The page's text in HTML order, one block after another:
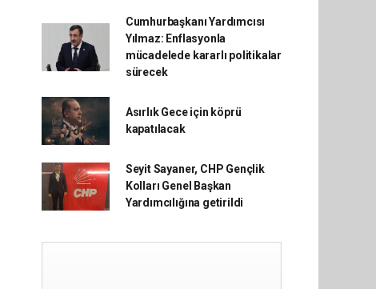
Cumhurbaşkanı Yardımcısı
Yılmaz: Enflasyonla
mücadelede kararlı politikalar
sürecek
Asırlık Gece için köprü
kapatılacak
Seyit Sayaner, CHP Gençlik
Kolları Genel Başkan
Yardımcılığına getirildi